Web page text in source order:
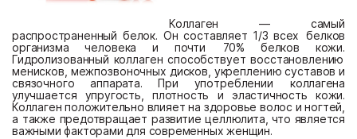
Коллаген —
самый
распространенный белок. Он составляет 1/3 всех белков
организма человека и почти 70% белков кожи.
Гидролизованный коллаген способствует восстановлению
менисков, межпозвоночных дисков, укреплению суставов и
связочного аппарата.
При употреблении коллагена
улучшается
упругость, плотность и эластичность кожи.
Коллаген положительно влияет на здоровье волос и ногтей,
а также предотвращает развитие целлюлита, что является
важными факторами для современных женщин.